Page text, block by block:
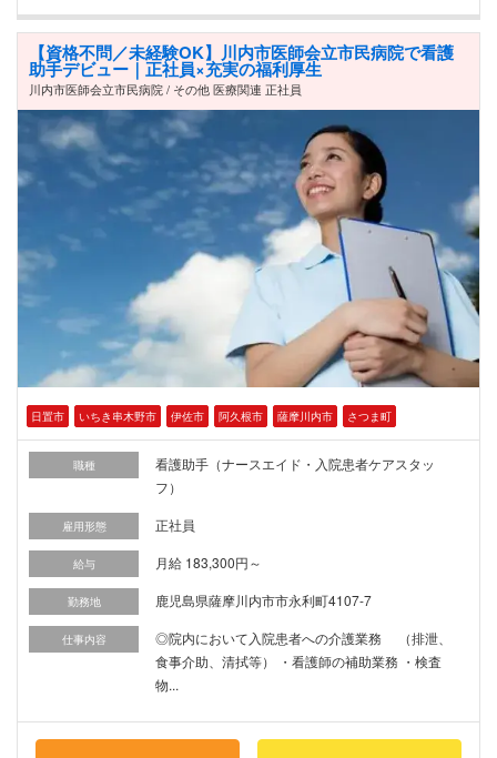
【資格不問／未経験OK】川内市医師会立市民病院で看護
助手デビュー｜正社員×充実の福利厚生
川内市医師会立市民病院 / その他 医療関連 正社員
日置市 いちき串木野市 伊佐市 阿久根市 薩摩川内市 さつま町
職種
看護助手（ナースエイド・入院患者ケアスタッ
フ）
雇用形態 正社員
給与 月給 183,300円～
勤務地 鹿児島県薩摩川内市市永利町4107-7
仕事内容
◎院内において入院患者への介護業務 （排泄、
食事介助、清拭等） ・看護師の補助業務 ・検査
物...